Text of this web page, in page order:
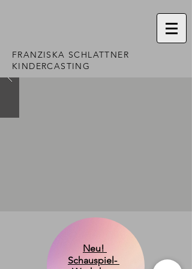
FRANZISKA SCHLATTNER
KINDERCASTING
Neu!
​Schauspiel-